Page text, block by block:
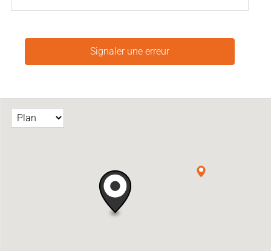
Signaler une erreur